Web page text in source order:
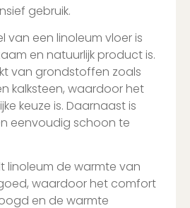
gebruik.
van een linoleum vloer is
en natuurlijk product is.
van grondstoffen zoals
kalksteen, waardoor het
keuze is. Daarnaast is
eenvoudig schoon te
linoleum de warmte van
waardoor het comfort
en de warmte